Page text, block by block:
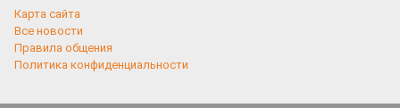
Карта сайта
Все новости
Правила общения
Политика конфиденциальности